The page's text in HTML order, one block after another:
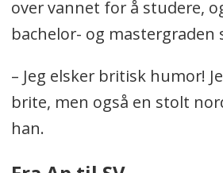
over vannet for å studere,
bachelor- og mastergraden
– Jeg elsker britisk humor!
brite, men også en stolt
han.